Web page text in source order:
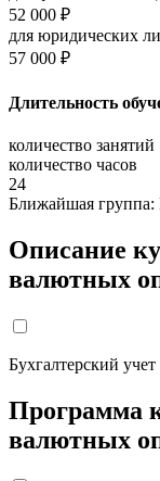
52 000 ₽
для юридических
57 000 ₽
Длительность
количество занятий
количество часов
24
Ближайшая группа:
Описание
валютных
Бухгалтерский
Программа
валютных